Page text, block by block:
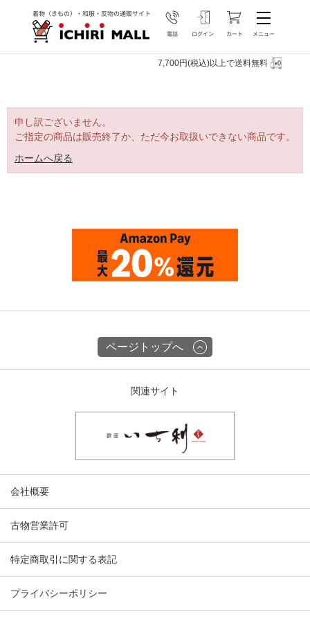
7,700円(税込)以上で送料無料
申し訳ございません。
ご指定の商品は販売終了か、ただ今お取扱いできない商品です。
ホームへ戻る
ページトップへ
関連サイト
会社概要
古物営業許可
特定商取引に関する表記
プライバシーポリシー